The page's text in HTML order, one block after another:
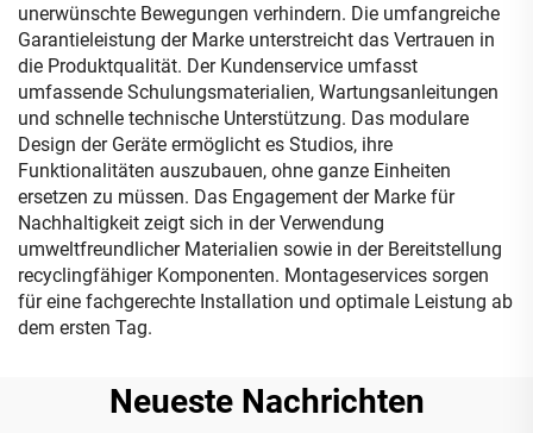
unerwünschte Bewegungen verhindern. Die umfangreiche
Garantieleistung der Marke unterstreicht das Vertrauen in
die Produktqualität. Der Kundenservice umfasst
umfassende Schulungsmaterialien, Wartungsanleitungen
und schnelle technische Unterstützung. Das modulare
Design der Geräte ermöglicht es Studios, ihre
Funktionalitäten auszubauen, ohne ganze Einheiten
ersetzen zu müssen. Das Engagement der Marke für
Nachhaltigkeit zeigt sich in der Verwendung
umweltfreundlicher Materialien sowie in der Bereitstellung
recyclingfähiger Komponenten. Montageservices sorgen
für eine fachgerechte Installation und optimale Leistung ab
dem ersten Tag.
Neueste Nachrichten